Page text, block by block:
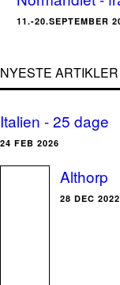
11.-20.SEPTEMBER
NYESTE ARTIKLER
Italien - 25 dage
24 FEB 2026
Althorp
28 DEC 2022